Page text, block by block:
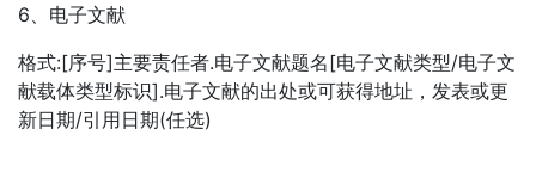
6、电子文献
格式:[序号]主要责任者.电子文献题名[电子文献类型/电子文
献载体类型标识].电子文献的出处或可获得地址，发表或更
新日期/引用日期(任选)